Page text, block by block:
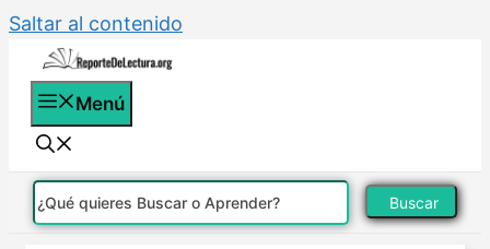
Saltar al contenido
Menú
Buscar